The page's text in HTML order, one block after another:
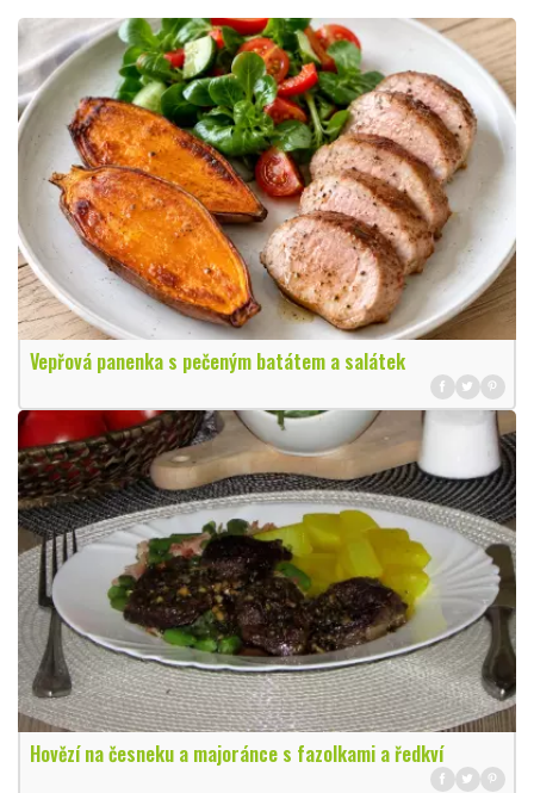
Vepřová panenka s pečeným batátem a salátek
Hovězí na česneku a majoránce s fazolkami a ředkví